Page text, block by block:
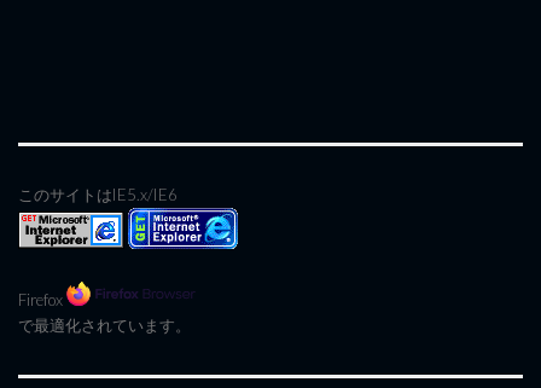
このサイトはIE5.x/IE6
Firefox
で最適化されています。